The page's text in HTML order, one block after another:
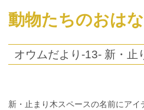
動物たちのおは
オウムだより-13- 新・止
新・止まり木スペースの名前にア